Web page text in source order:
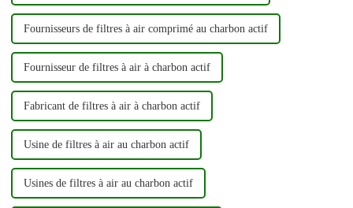
Fournisseurs de filtres à air comprimé au charbon actif
Fournisseur de filtres à air à charbon actif
Fabricant de filtres à air à charbon actif
Usine de filtres à air au charbon actif
Usines de filtres à air au charbon actif